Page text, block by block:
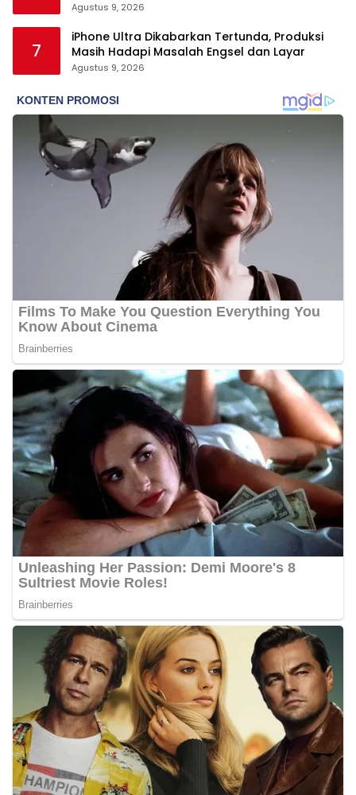
Agustus 9, 2026
7
iPhone Ultra Dikabarkan Tertunda, Produksi
Masih Hadapi Masalah Engsel dan Layar
Agustus 9, 2026